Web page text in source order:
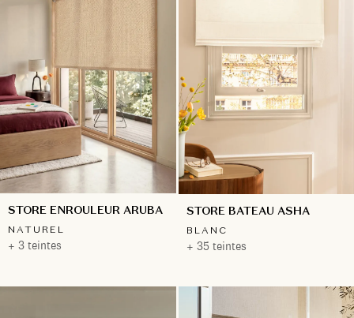
STORE ENROULEUR ARUBA
NATUREL
+ 3 teintes
STORE BATEAU ASHA
BLANC
+ 35 teintes